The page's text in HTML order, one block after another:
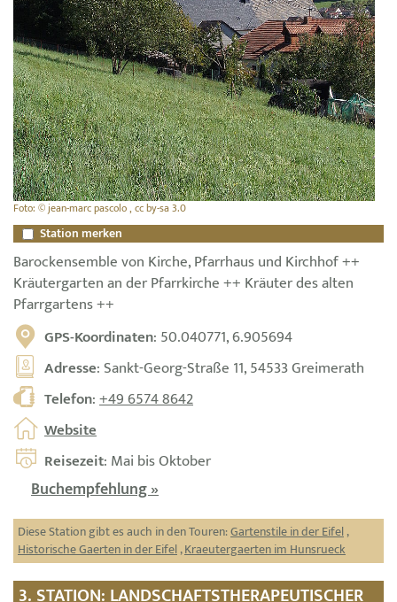
Foto: © jean-marc pascolo , cc by-sa 3.0
Station merken
Barockensemble von Kirche, Pfarrhaus und Kirchhof ++
Kräutergarten an der Pfarrkirche ++ Kräuter des alten
Pfarrgartens ++
GPS-Koordinaten: 50.040771, 6.905694
Adresse: Sankt-Georg-Straße 11, 54533 Greimerath
Telefon:+49 6574 8642
Website
Reisezeit: Mai bis Oktober
Buchempfehlung »
Diese Station gibt es auch in den Touren:Gartenstile in der Eifel,
Historische Gaerten in der Eifel,Kraeutergaerten im Hunsrueck